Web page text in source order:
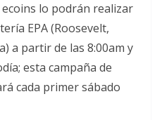
lo podrán realizar
EPA (Roosevelt,
a partir de las 8:00am y
esta campaña de
cada primer sábado